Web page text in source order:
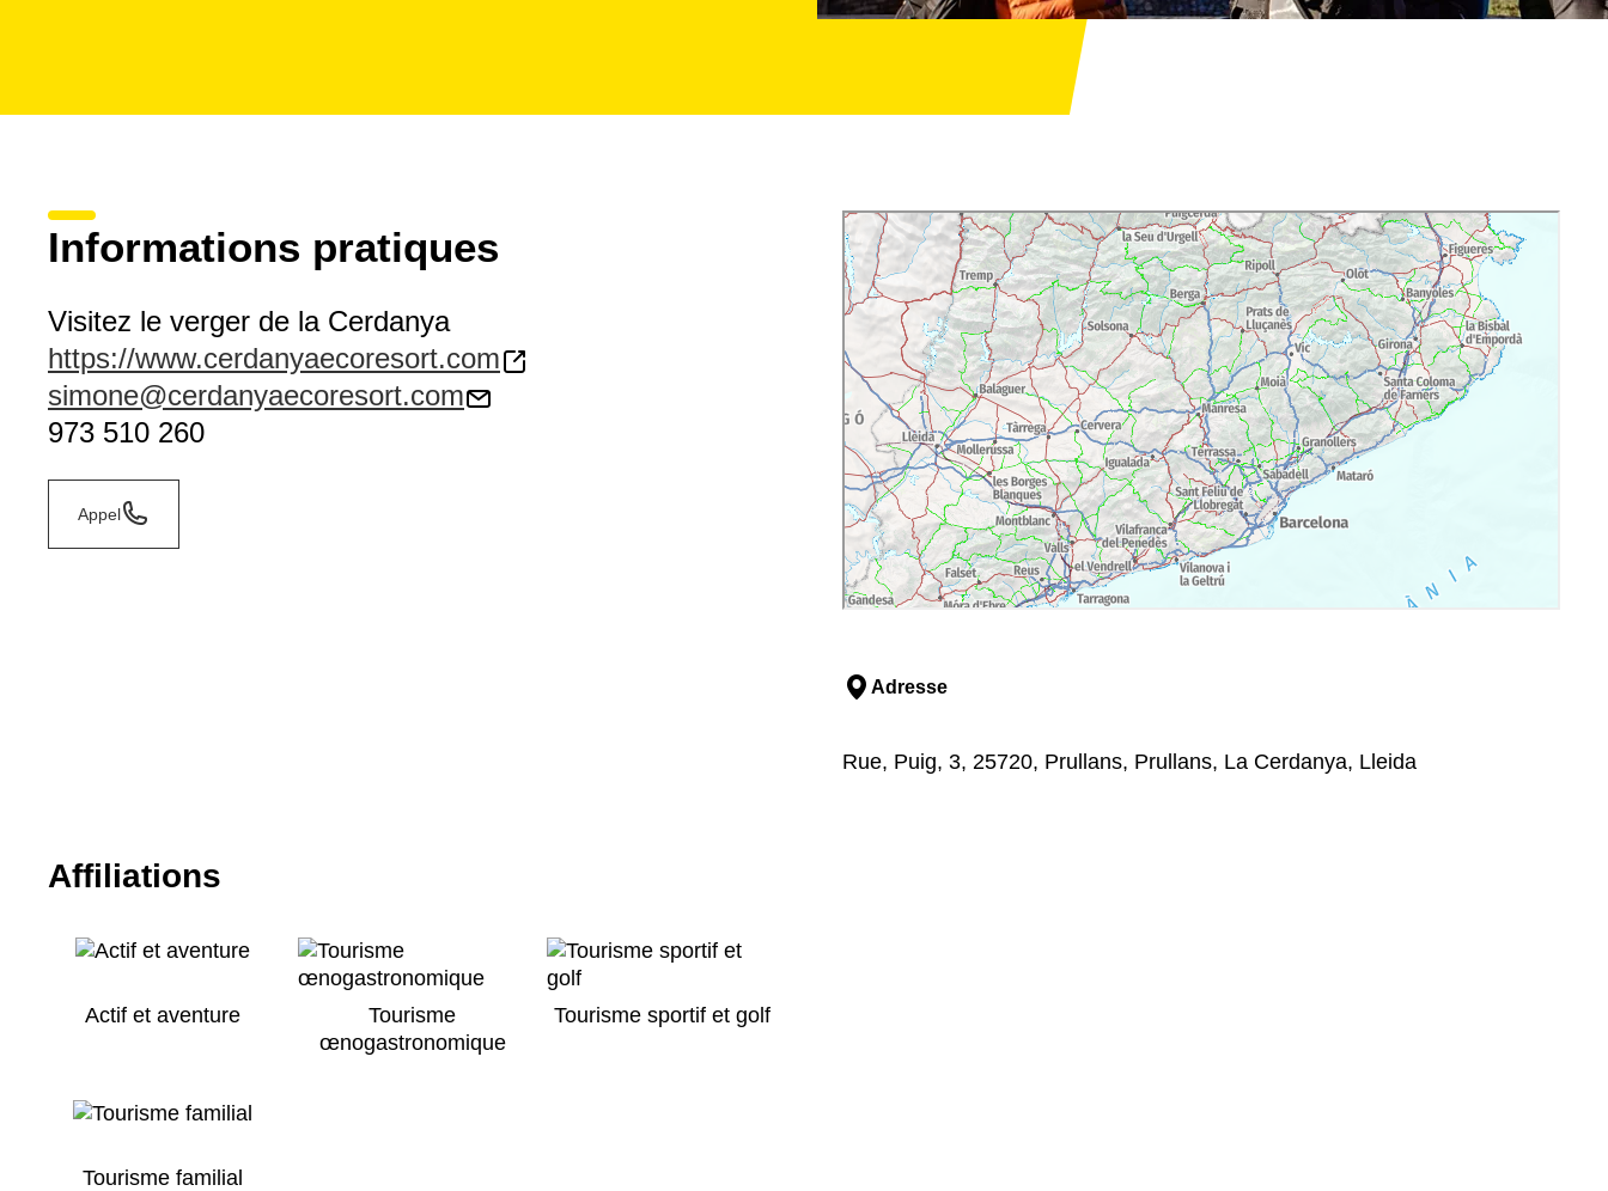
Informations pratiques
Visitez le verger de la Cerdanya
https://www.cerdanyaecoresort.com
simone@cerdanyaecoresort.com
973 510 260
Appel
Adresse
Rue, Puig, 3, 25720, Prullans, Prullans, La Cerdanya, Lleida
Affiliations
Actif et aventure
Tourisme
œnogastronomique
Tourisme sportif et golf
Tourisme familial